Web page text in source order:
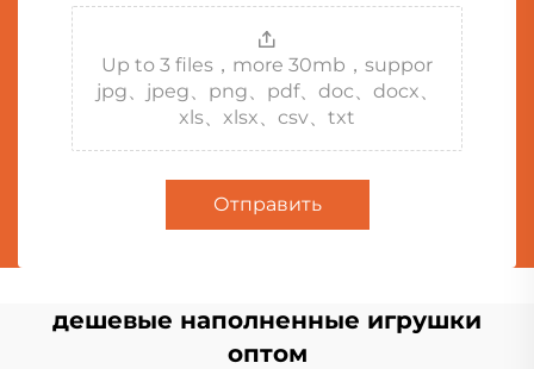
Up to 3 files，more 30mb，suppor
jpg、jpeg、png、pdf、doc、docx、
xls、xlsx、csv、txt
Отправить
дешевые наполненные игрушки
оптом